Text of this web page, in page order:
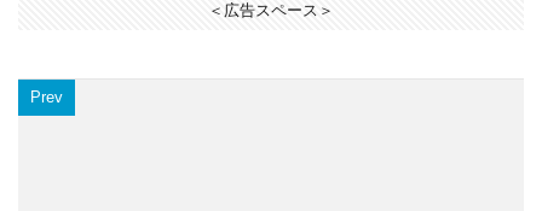
＜広告スペース＞
Prev